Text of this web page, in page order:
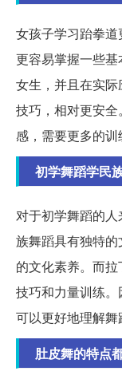
女孩子学习跆拳
更容易掌握一些
女生，并且在实
技巧，相对更安
感，需要更多的训
初学舞蹈学民
对于初学舞蹈的
族舞蹈具有独特
的文化素养。而
技巧和力量训练。
可以更好地理解舞
肚皮舞的特点